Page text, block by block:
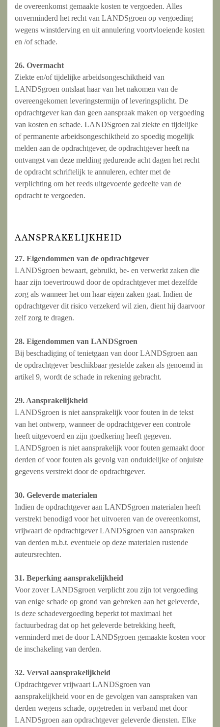
de overeenkomst gemaakte kosten te vergoeden. Alles
onverminderd het recht van LANDSgroen op vergoeding
wegens winstderving en uit annulering voortvloeiende kosten
en /of schade.
26. Overmacht
Ziekte en/of tijdelijke arbeidsongeschiktheid van
LANDSgroen ontslaat haar van het nakomen van de
overeengekomen leveringstermijn of leveringsplicht. De
opdrachtgever kan dan geen aanspraak maken op vergoeding
van kosten en schade. LANDSgroen zal ziekte en tijdelijke
of permanente arbeidsongeschiktheid zo spoedig mogelijk
melden aan de opdrachtgever, de opdrachtgever heeft na
ontvangst van deze melding gedurende acht dagen het recht
de opdracht schriftelijk te annuleren, echter met de
verplichting om het reeds uitgevoerde gedeelte van de
opdracht te vergoeden.
AANSPRAKELIJKHEID
27. Eigendommen van de opdrachtgever
LANDSgroen bewaart, gebruikt, be- en verwerkt zaken die
haar zijn toevertrouwd door de opdrachtgever met dezelfde
zorg als wanneer het om haar eigen zaken gaat. Indien de
opdrachtgever dit risico verzekerd wil zien, dient hij daarvoor
zelf zorg te dragen.
28. Eigendommen van LANDSgroen
Bij beschadiging of tenietgaan van door LANDSgroen aan
de opdrachtgever beschikbaar gestelde zaken als genoemd in
artikel 9, wordt de schade in rekening gebracht.
29. Aansprakelijkheid
LANDSgroen is niet aansprakelijk voor fouten in de tekst
van het ontwerp, wanneer de opdrachtgever een controle
heeft uitgevoerd en zijn goedkering heeft gegeven.
LANDSgroen is niet aansprakelijk voor fouten gemaakt door
derden of voor fouten als gevolg van onduidelijke of onjuiste
gegevens verstrekt door de opdrachtgever.
30. Geleverde materialen
Indien de opdrachtgever aan LANDSgroen materialen heeft
verstrekt benodigd voor het uitvoeren van de overeenkomst,
vrijwaart de opdrachtgever LANDSgroen van aanspraken
van derden m.b.t. eventuele op deze materialen rustende
auteursrechten.
31. Beperking aansprakelijkheid
Voor zover LANDSgroen verplicht zou zijn tot vergoeding
van enige schade op grond van gebreken aan het geleverde,
is deze schadevergoeding beperkt tot maximaal het
factuurbedrag dat op het geleverde betrekking heeft,
verminderd met de door LANDSgroen gemaakte kosten voor
de inschakeling van derden.
32. Verval aansprakelijkheid
Opdrachtgever vrijwaart LANDSgroen van
aansprakelijkheid voor en de gevolgen van aanspraken van
derden wegens schade, opgetreden in verband met door
LANDSgroen aan opdrachtgever geleverde diensten. Elke